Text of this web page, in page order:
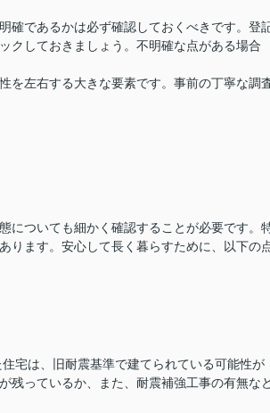
確であるかは必ず確認しておくべきです。登
クしておきましょう。不明確な点がある場合
を左右する大きな要素です。事前の丁寧な調
についても細かく確認することが必要です。
ります。安心して長く暮らすために、以下の
宅は、旧耐震基準で建てられている可能性が
残っているか、また、耐震補強工事の有無な